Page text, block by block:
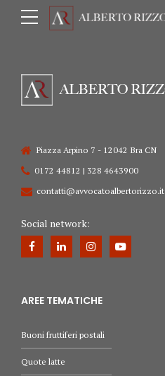
Piazza Arpino 7 - 12042 Bra CN
0172 44812 | 328 4643900
contatti@avvocatoalbertorizzo.it
Social network:
AREE TEMATICHE
Buoni fruttiferi postali
Quote latte